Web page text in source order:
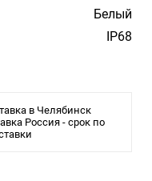
Белый
IP68
в Челябинск
Россия - срок по